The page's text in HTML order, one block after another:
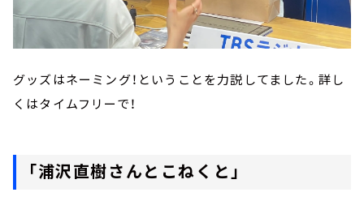
グッズはネーミング！ということを力説してました。詳し
くはタイムフリーで！
「浦沢直樹さんとこねくと」